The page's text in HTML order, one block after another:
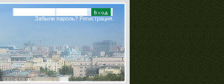
Забыли пароль? Регистрация.